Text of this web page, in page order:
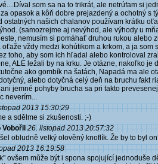
som sa na to trikrát, ale netrúfam si
opasok a kôň dobre prejazdený a ochotný s
ostatných našich chalanov používam krátku
(samozrejme aj nevýhod, ale výhody u
nemusím si pomáhať druhou rukou alebo
oťaže vždy medzi kohútikom a krkom, a ja
toho, aby som ich hľadal alebo kontroloval
ALE ležali by na krku. Je otázne, nakoľko
ako gombík na šatách, Napadá ma ale
alebo dotyčná celý deň na bruchu fakt
jemné pohyby brucha sa pri takto
neverím...
2013 15:30:29
a sdělme si zkušenosti. ;-)
Vobořil 26. listopad 2013 20:57:32
obludně velký olověný knoflík. Že by to byl
2013 16:19:58
ovšem může být i spona spojující jednoduše